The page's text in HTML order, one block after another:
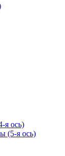
я ось)
(5-я ось)